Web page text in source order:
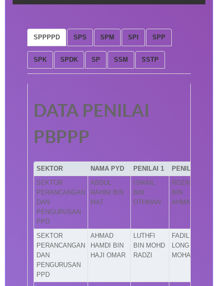
SPPPPD SPS SPM SPI SPP
SPK SPDK SP SSM SSTP
DATA PENILAI
PBPPP
SEKTOR NAMA PYD PENILAI 1 PENILAI 2
SEKTOR
PERANCANGAN
DAN
PENGURUSAN
PPD
ABDUL
RAHIM BIN
MAT
ISMAIL
BIN
OTHMAN
ROZAINI
BIN
AHMAD
SEKTOR
PERANCANGAN
DAN
PENGURUSAN
PPD
AHMAD
HAMDI BIN
HAJI OMAR
LUTHFI
BIN MOHD
RADZI
FADIL
LONG BIN
MOHAMAD